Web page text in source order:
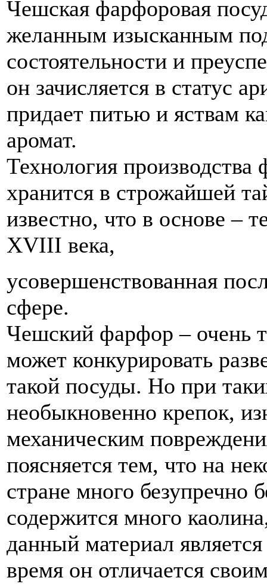
Чешская фарфоровая
желанным изысканным
состоятельности и
он зачисляется в статус
придает питью и яствам
аромат.
Технология
хранится в строжайшей
известно, что в основе –
XVIII века,
усовершенствованная
сфере.
Чешский фарфор – очень
может конкурировать
такой посуды. Но при
необыкновенно крепок,
механическим
поясняется тем, что на
стране много безупречно
содержится много
данный материал
время он отличается